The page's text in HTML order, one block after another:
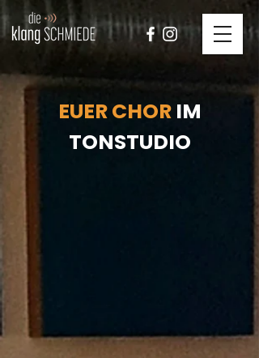
EUER CHORIM
TONSTUDIO